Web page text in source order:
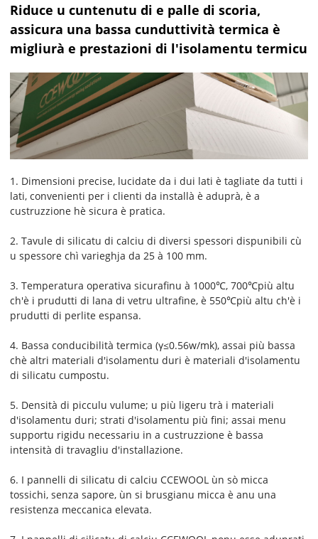
Riduce u cuntenutu di e palle di scoria,
assicura una bassa cunduttività termica è
migliurà e prestazioni di l'isolamentu termicu
1. Dimensioni precise, lucidate da i dui lati è tagliate da tutti i
lati, convenienti per i clienti da installà è aduprà, è a
custruzzione hè sicura è pratica.
2. Tavule di silicatu di calciu di diversi spessori dispunibili cù
u spessore chì varieghja da 25 à 100 mm.
3. Temperatura operativa sicurafinu à 1000℃, 700℃più altu
ch'è i prudutti di lana di vetru ultrafine, è 550℃più altu ch'è i
prudutti di perlite espansa.
4. Bassa conducibilità termica (γ≤0.56w/mk), assai più bassa
chè altri materiali d'isolamentu duri è materiali d'isolamentu
di silicatu cumpostu.
5. Densità di picculu vulume; u più ligeru trà i materiali
d'isolamentu duri; strati d'isolamentu più fini; assai menu
supportu rigidu necessariu in a custruzzione è bassa
intensità di travagliu d'installazione.
6. I pannelli di silicatu di calciu CCEWOOL ùn sò micca
tossichi, senza sapore, ùn si brusgianu micca è anu una
resistenza meccanica elevata.